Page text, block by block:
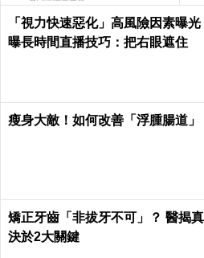
「視力快速惡化」高風險因素曝
曝長時間直播技巧：把右眼遮住
瘦身大敵！如何改善「浮腫腸道」
矯正牙齒「非拔牙不可」？ 醫揭
決於2大關鍵